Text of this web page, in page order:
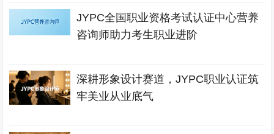
JYPC全国职业资格考试认证中心营养
咨询师助力考生职业进阶
深耕形象设计赛道，JYPC职业认证筑
牢美业从业底气